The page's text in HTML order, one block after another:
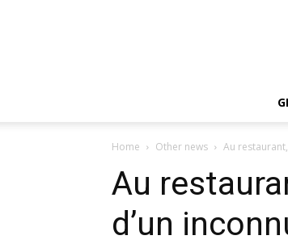
Home Other news Au
Au
d’un